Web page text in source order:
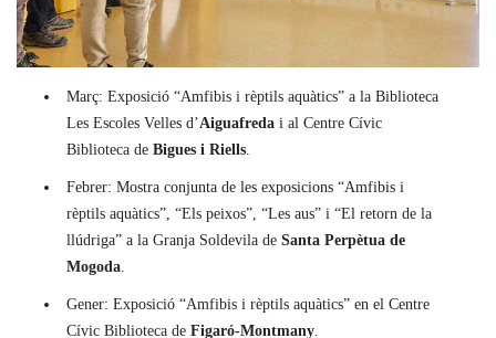
Març: Exposició “Amfibis i rèptils aquàtics” a la Biblioteca
Les Escoles Velles d’Aiguafreda i al Centre Cívic
Biblioteca de Bigues i Riells
Febrer: Mostra conjunta de les exposicions “Amfibis i
rèptils aquàtics”, “Els peixos”, “Les aus” i “El retorn de la
llúdriga” a la Granja Soldevila de Santa Perpètua de
Mogoda
Gener: Exposició “Amfibis i rèptils aquàtics” en el Centre
Cívic Biblioteca de Figaró-Montmany